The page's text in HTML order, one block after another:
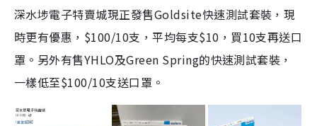
深水埗電子特賣城現正發售Goldsite快速測試套裝，現
時更有優惠，$100/10支，平均每支$10，買10支再送口
罩。另外有售YHLO及Green Spring的快速測試套裝，
一樣低至$100/10支送口罩。